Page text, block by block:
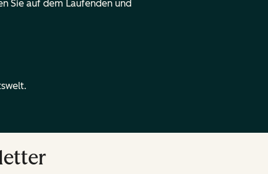
Sie auf dem Laufenden und